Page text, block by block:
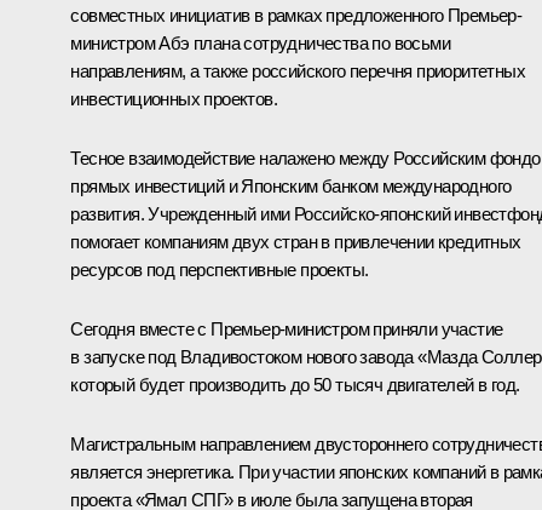
совместных инициатив в рамках предложенного Премьер-
министром Абэ плана сотрудничества по восьми
направлениям, а также российского перечня приоритетных
инвестиционных проектов.
Тесное взаимодействие налажено между Российским
прямых инвестиций и Японским банком международного
развития. Учрежденный ими Российско-японский
помогает компаниям двух стран в привлечении кредитных
ресурсов под перспективные проекты.
Сегодня вместе с Премьер-министром приняли участие
в запуске под Владивостоком нового завода «Мазда
который будет производить до 50 тысяч двигателей в год.
Магистральным направлением двустороннего
является энергетика. При участии японских компаний в
проекта «Ямал СПГ» в июле была запущена вторая